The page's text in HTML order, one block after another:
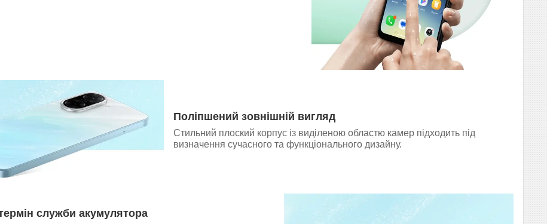
Поліпшений зовнішній вигляд
Стильний плоский корпус із виділеною областю камер підходить під
визначення сучасного та функціонального дизайну.
служби акумулятора